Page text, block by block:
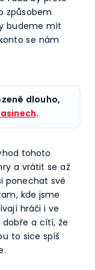
způsobem
budeme mít
se nám
dlouho,
.
tohoto
a vrátit se až
ponechat své
kde jsme
hráči i ve
a cítí, že
to sice spíš